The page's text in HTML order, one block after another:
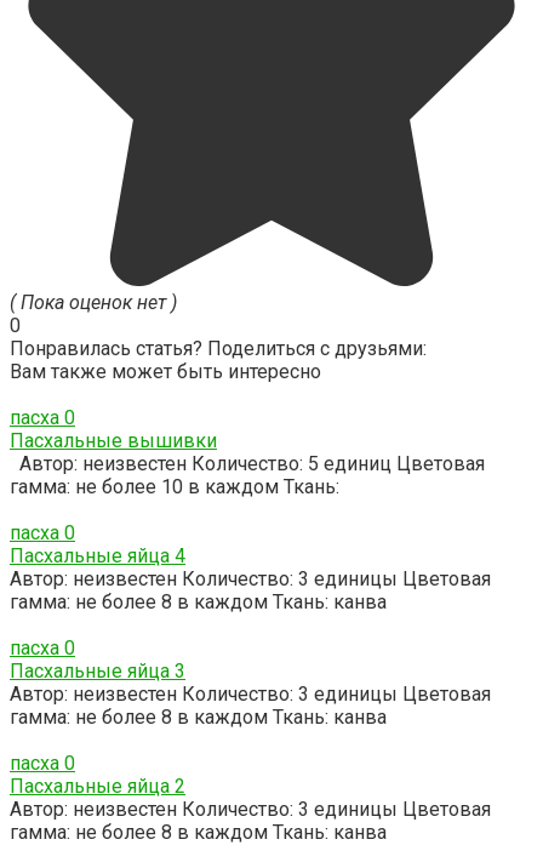
( Пока оценок нет )
0
Понравилась статья? Поделиться с друзьями:
Вам также может быть интересно
пасха 0
Пасхальные вышивки
Автор: неизвестен Количество: 5 единиц Цветовая
гамма: не более 10 в каждом Ткань:
пасха 0
Пасхальные яйца 4
Автор: неизвестен Количество: 3 единицы Цветовая
гамма: не более 8 в каждом Ткань: канва
пасха 0
Пасхальные яйца 3
Автор: неизвестен Количество: 3 единицы Цветовая
гамма: не более 8 в каждом Ткань: канва
пасха 0
Пасхальные яйца 2
Автор: неизвестен Количество: 3 единицы Цветовая
гамма: не более 8 в каждом Ткань: канва